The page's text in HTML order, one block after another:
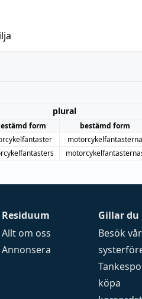
plural
form
bestämd form
motorcykelfantasterna
Residuum
Allt om oss
Annonsera
Gillar du
Besök
köpa